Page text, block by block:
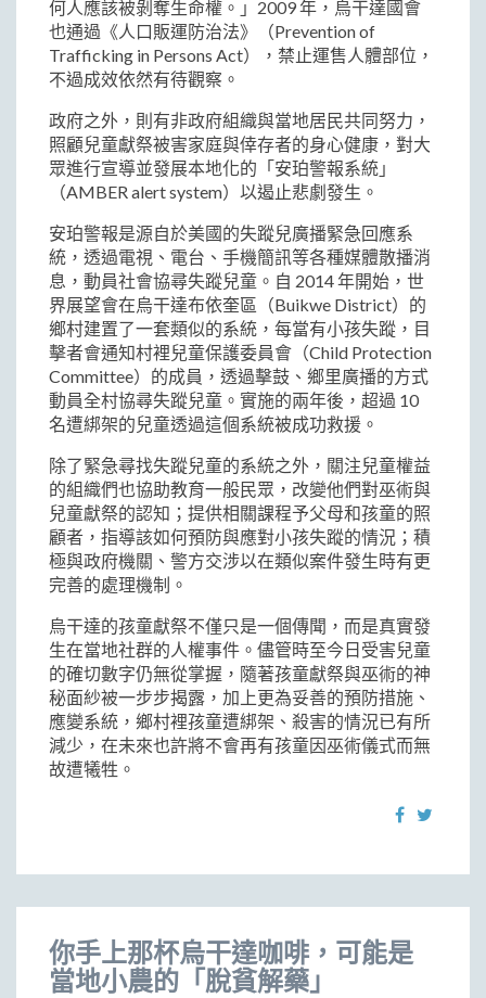
何人應該被剝奪生命權。」2009 年，烏干達國會
也通過《人口販運防治法》（Prevention of
Trafficking in Persons Act），禁止運售人體部位，
不過成效依然有待觀察。
政府之外，則有非政府組織與當地居民共同努力，
照顧兒童獻祭被害家庭與倖存者的身心健康，對大
眾進行宣導並發展本地化的「安珀警報系統」
（AMBER alert system）以遏止悲劇發生。
安珀警報是源自於美國的失蹤兒廣播緊急回應系
統，透過電視、電台、手機簡訊等各種媒體散播消
息，動員社會協尋失蹤兒童。自 2014 年開始，世
界展望會在烏干達布依奎區（Buikwe District）的
鄉村建置了一套類似的系統，每當有小孩失蹤，目
擊者會通知村裡兒童保護委員會（Child Protection
Committee）的成員，透過擊鼓、鄉里廣播的方式
動員全村協尋失蹤兒童。實施的兩年後，超過 10
名遭綁架的兒童透過這個系統被成功救援。
除了緊急尋找失蹤兒童的系統之外，關注兒童權益
的組織們也協助教育一般民眾，改變他們對巫術與
兒童獻祭的認知；提供相關課程予父母和孩童的照
顧者，指導該如何預防與應對小孩失蹤的情況；積
極與政府機關、警方交涉以在類似案件發生時有更
完善的處理機制。
烏干達的孩童獻祭不僅只是一個傳聞，而是真實發
生在當地社群的人權事件。儘管時至今日受害兒童
的確切數字仍無從掌握，隨著孩童獻祭與巫術的神
秘面紗被一步步揭露，加上更為妥善的預防措施、
應變系統，鄉村裡孩童遭綁架、殺害的情況已有所
減少，在未來也許將不會再有孩童因巫術儀式而無
故遭犧牲。
你手上那杯烏干達咖啡，可能是
當地小農的「脫貧解藥」